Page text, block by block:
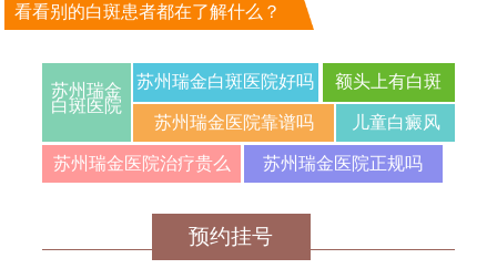
看看别的白斑患者都在了解什么？
苏州瑞金
白斑医院
苏州瑞金白斑医院好吗 额头上有白斑
苏州瑞金医院靠谱吗 儿童白癜风
苏州瑞金医院治疗贵么 苏州瑞金医院正规吗
预约挂号